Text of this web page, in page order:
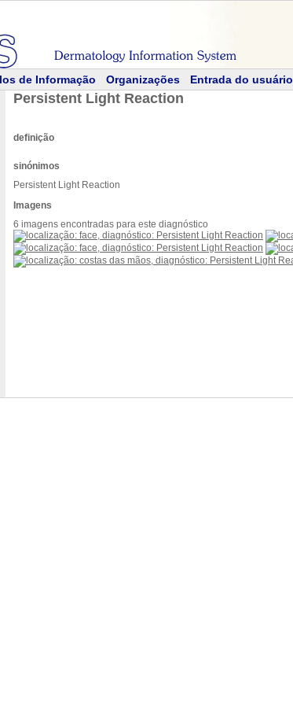
de Informação Organizações Entrada do usuário
Persistent Light Reaction
definição
sinónimos
Persistent Light Reaction
Imagens
6 imagens encontradas para este diagnóstico